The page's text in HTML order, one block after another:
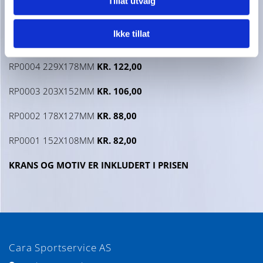
Ikke tillat
RP0006 305X229MMKR. 187,00
RP0004 229X178MM KR. 122,00
RP0003 203X152MM KR. 106,00
RP0002 178X127MM KR. 88,00
RP0001 152X108MM KR. 82,00
KRANS OG MOTIV ER INKLUDERT I PRISEN
Cara Sportservice AS